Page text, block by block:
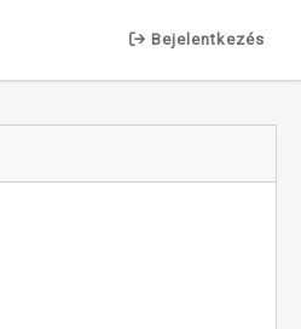
Bejelentkezés